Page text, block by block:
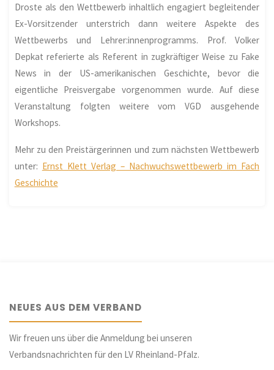
Droste als den Wettbewerb inhaltlich engagiert begleitender
Ex-Vorsitzender unterstrich dann weitere Aspekte des
Wettbewerbs und Lehrer:innenprogramms. Prof. Volker
Depkat referierte als Referent in zugkräftiger Weise zu Fake
News in der US-amerikanischen Geschichte, bevor die
eigentliche Preisvergabe vorgenommen wurde. Auf diese
Veranstaltung folgten weitere vom VGD ausgehende
Workshops.
Mehr zu den Preistärgerinnen und zum nächsten Wettbewerb
unter: Ernst Klett Verlag – Nachwuchswettbewerb im Fach
Geschichte
NEUES AUS DEM VERBAND
Wir freuen uns über die Anmeldung bei unseren
Verbandsnachrichten für den LV Rheinland-Pfalz.